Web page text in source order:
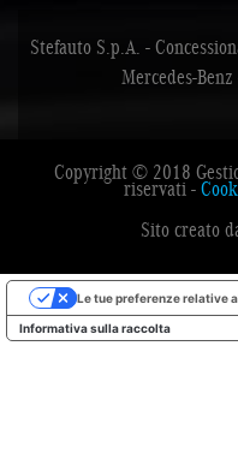
Stefauto S.p.A. -
Mercedes-
Copyright © 2018
riservati -
Sito creato
Informativa sulla raccolta
Le tue preferenze relative